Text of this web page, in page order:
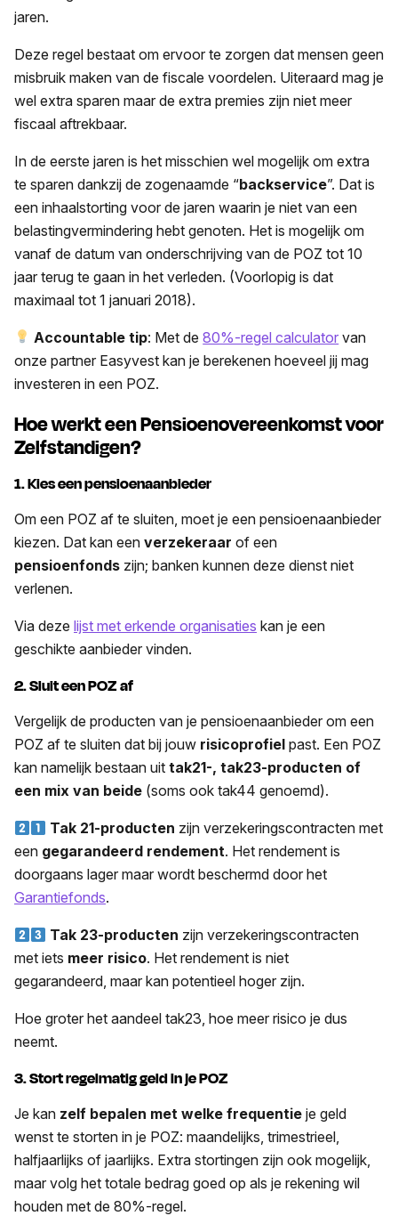
jaren.
Deze regel bestaat om ervoor te zorgen dat mensen geen
misbruik maken van de fiscale voordelen. Uiteraard mag je
wel extra sparen maar de extra premies zijn niet meer
fiscaal aftrekbaar.
In de eerste jaren is het misschien wel mogelijk om extra
te sparen dankzij de zogenaamde “backservice”. Dat is
een inhaalstorting voor de jaren waarin je niet van een
belastingvermindering hebt genoten. Het is mogelijk om
vanaf de datum van onderschrijving van de POZ tot 10
jaar terug te gaan in het verleden. (Voorlopig is dat
maximaal tot 1 januari 2018).
Accountable tip: Met de80%-regel calculator van
onze partner Easyvest kan je berekenen hoeveel jij mag
investeren in een POZ.
Hoe werkt een Pensioenovereenkomst voor
Zelfstandigen?
1. Kies een pensioenaanbieder
Om een POZ af te sluiten, moet je een pensioenaanbieder
kiezen. Dat kan een verzekeraar of een
pensioenfonds zijn; banken kunnen deze dienst niet
verlenen.
Via deze lijst met erkende organisaties kan je een
geschikte aanbieder vinden.
2. Sluit een POZ af
Vergelijk de producten van je pensioenaanbieder om een
POZ af te sluiten dat bij jouw risicoprofiel past. Een POZ
kan namelijk bestaan uit tak21-, tak23-producten of
een mix van beide (soms ook tak44 genoemd).
Tak 21-producten zijn verzekeringscontracten met
een gegarandeerd rendement. Het rendement is
doorgaans lager maar wordt beschermd door het
Garantiefonds.
Tak 23-producten zijn verzekeringscontracten
met iets meer risico. Het rendement is niet
gegarandeerd, maar kan potentieel hoger zijn.
Hoe groter het aandeel tak23, hoe meer risico je dus
neemt.
3. Stort regelmatig geld in je POZ
Je kan zelf bepalen met welke frequentie je geld
wenst te storten in je POZ: maandelijks, trimestrieel,
halfjaarlijks of jaarlijks. Extra stortingen zijn ook mogelijk,
maar volg het totale bedrag goed op als je rekening wil
houden met de 80%-regel.